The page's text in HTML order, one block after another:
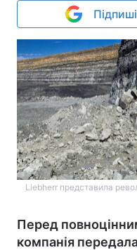
Liebherr представила
Перед
компанія